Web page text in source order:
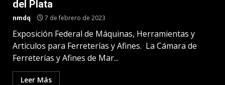
del Plata
nmdq 7 de febrero de 2023
Exposición Federal de Máquinas, Herramientas y
Artículos para Ferreterías y Afines. La Cámara de
Ferreterías y Afines de Mar...
Leer Más